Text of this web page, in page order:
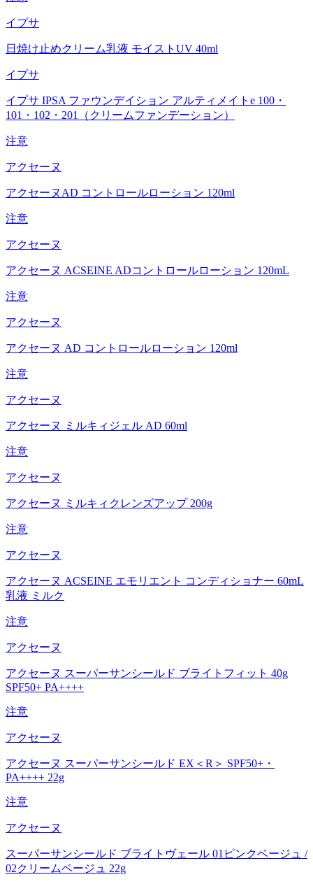
イプサ
日焼け止めクリーム乳液 モイストUV 40ml
イプサ
イプサ IPSA ファウンデイション アルティメイトe 100・
101・102・201（クリームファンデーション）
注意
アクセーヌ
アクセーヌAD コントロールローション 120ml
注意
アクセーヌ
アクセーヌ ACSEINE ADコントロールローション 120mL
注意
アクセーヌ
アクセーヌ AD コントロールローション 120ml
注意
アクセーヌ
アクセーヌ ミルキィジェル AD 60ml
注意
アクセーヌ
アクセーヌ ミルキィクレンズアップ 200g
注意
アクセーヌ
アクセーヌ ACSEINE エモリエント コンディショナー 60mL
乳液 ミルク
注意
アクセーヌ
アクセーヌ スーパーサンシールド ブライトフィット 40g
SPF50+ PA++++
注意
アクセーヌ
アクセーヌ スーパーサンシールド EX＜R＞ SPF50+・
PA++++ 22g
注意
アクセーヌ
スーパーサンシールド ブライトヴェール 01ピンクベージュ /
02クリームベージュ 22g